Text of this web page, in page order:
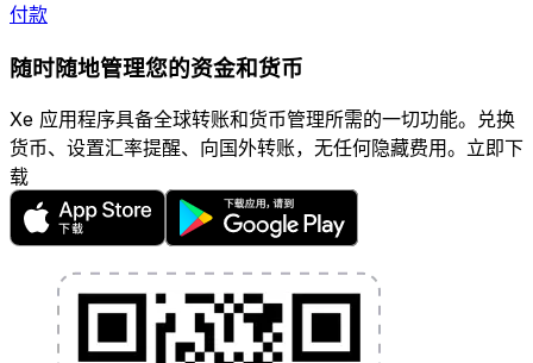
付款
随时随地管理您的资金和货币
Xe 应用程序具备全球转账和货币管理所需的一切功能。兑换
货币、设置汇率提醒、向国外转账，无任何隐藏费用。立即下
载